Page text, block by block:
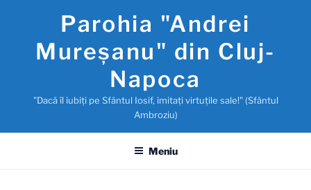
conținut
Parohia "Andrei
Mureşanu" din Cluj-
Napoca
"Dacă îl iubiţi pe Sfântul Iosif, imitaţi virtuţile sale!" (Sfântul
Ambroziu)
Meniu